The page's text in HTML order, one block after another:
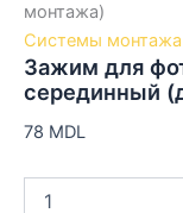
монтажа)
Системы монтажа
Зажим для
серединный
78 MDL